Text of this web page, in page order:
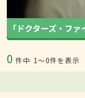
0 件中 1〜0件を表示